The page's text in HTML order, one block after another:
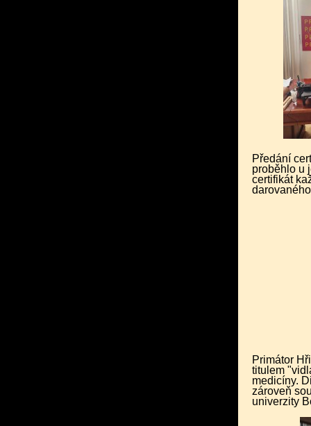
Předání
proběhlo u
certifikát
Primátor
titulem
medicíny.
zároveň
univerzity